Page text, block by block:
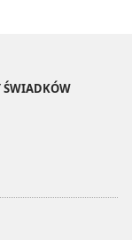
ŚWIADKÓW